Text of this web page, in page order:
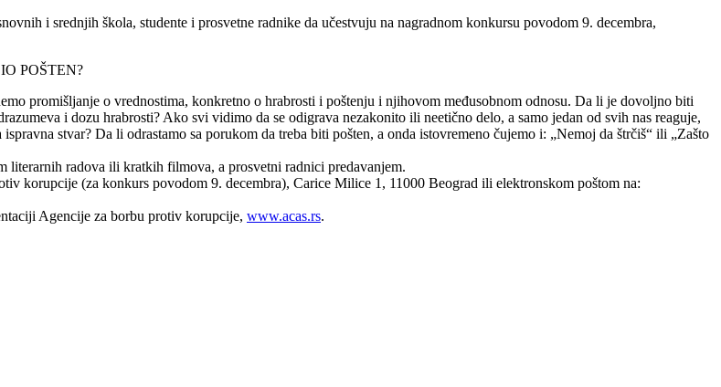
i srednjih škola, studente i prosvetne radnike da učestvuju na nagradnom konkursu povodom 9. decembra,
POŠTEN?
promišljanje o vrednostima, konkretno o hrabrosti i poštenju i njihovom međusobnom odnosu. Da li je dovoljno biti
i dozu hrabrosti? Ako svi vidimo da se odigrava nezakonito ili neetično delo, a samo jedan od svih nas reaguje,
stvar? Da li odrastamo sa porukom da treba biti pošten, a onda istovremeno čujemo i: „Nemoj da štrčiš“ ili „Zašto
literarnih radova ili kratkih filmova, a prosvetni radnici predavanjem.
korupcije (za konkurs povodom 9. decembra), Carice Milice 1, 11000 Beograd ili elektronskom poštom na:
Agencije za borbu protiv korupcije, www.acas.rs.